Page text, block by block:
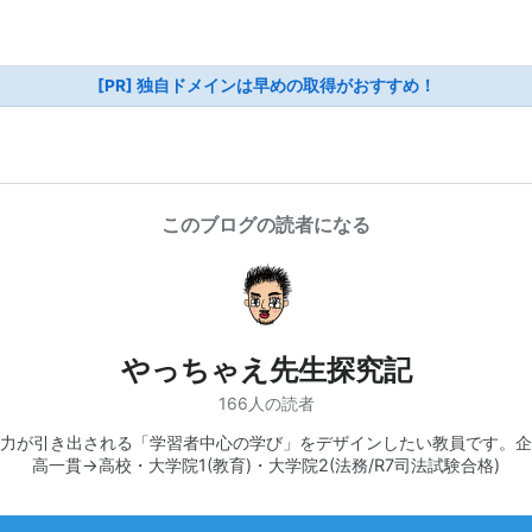
[PR] 独自ドメインは早めの取得がおすすめ！
このブログの読者になる
やっちゃえ先生探究記
166人の読者
が引き出される「学習者中心の学び」をデザインしたい教員です。
高一貫→高校・大学院1(教育)・大学院2(法務/R7司法試験合格)